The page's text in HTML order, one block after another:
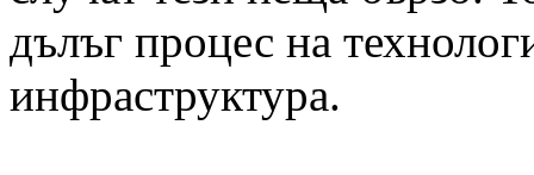
дълъг процес на
инфраструктура.